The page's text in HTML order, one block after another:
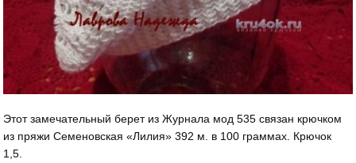
Этот замечательный берет из Журнала мод 535 связан крючком
из пряжи Семеновская «Лилия» 392 м. в 100 граммах. Крючок
1,5.